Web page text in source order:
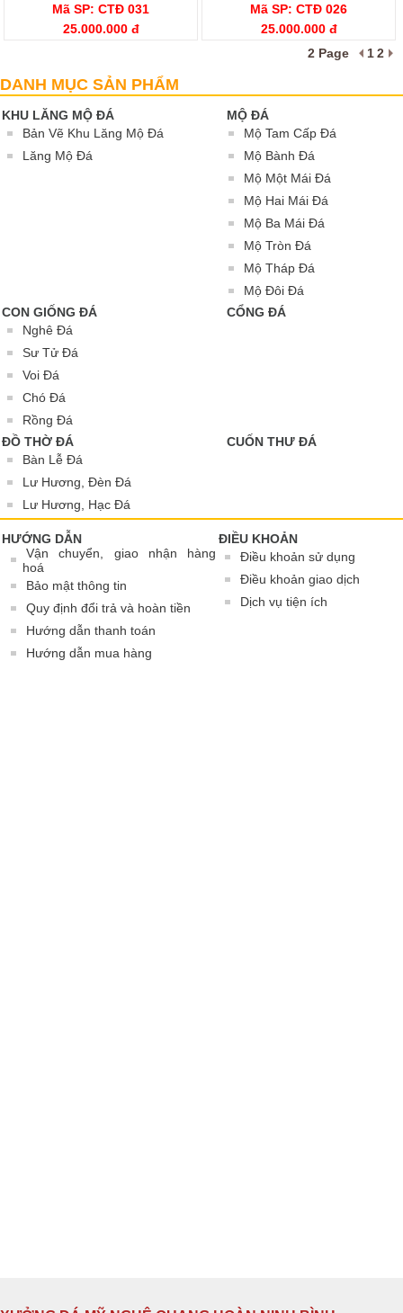
Mã SP: CTĐ 031
25.000.000 đ
Mã SP: CTĐ 026
25.000.000 đ
2 Page
12
DANH MỤC SẢN PHẨM
KHU LĂNG MỘ ĐÁ
Bản Vẽ Khu Lăng Mộ Đá
Lăng Mộ Đá
MỘ ĐÁ
Mộ Tam Cấp Đá
Mộ Bành Đá
Mộ Một Mái Đá
Mộ Hai Mái Đá
Mộ Ba Mái Đá
Mộ Tròn Đá
Mộ Tháp Đá
Mộ Đôi Đá
CON GIỐNG ĐÁ
Nghê Đá
Sư Tử Đá
Voi Đá
Chó Đá
Rồng Đá
CỔNG ĐÁ
ĐỒ THỜ ĐÁ
Bàn Lễ Đá
Lư Hương, Đèn Đá
Lư Hương, Hạc Đá
CUỐN THƯ ĐÁ
HƯỚNG DẪN
Vận chuyển, giao nhận hàng
hoá
Bảo mật thông tin
Quy định đổi trả và hoàn tiền
Hướng dẫn thanh toán
Hướng dẫn mua hàng
ĐIỀU KHOẢN
Điều khoản sử dụng
Điều khoản giao dịch
Dịch vụ tiện ích